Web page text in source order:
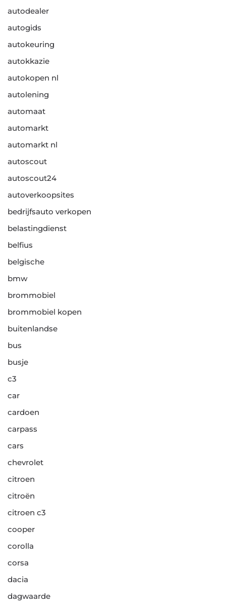
autodealer
autogids
autokeuring
autokkazie
autokopen nl
autolening
automaat
automarkt
automarkt nl
autoscout
autoscout24
autoverkoopsites
bedrijfsauto verkopen
belastingdienst
belfius
belgische
bmw
brommobiel
brommobiel kopen
buitenlandse
bus
busje
c3
car
cardoen
carpass
cars
chevrolet
citroen
citroën
citroen c3
cooper
corolla
corsa
dacia
dagwaarde